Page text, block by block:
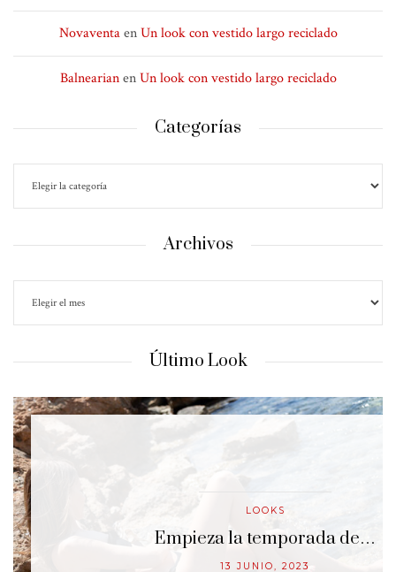
NovaventaenUn look con vestido largo reciclado
BalnearianenUn look con vestido largo reciclado
Categorías
Archivos
Último Look
LOOKS
Kimono más pantalones estilo…
25 MAYO, 2023